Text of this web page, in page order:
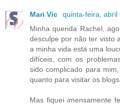
Mari Vic
quinta-feira, abril
Minha querida Rachel,
desculpe por não ter visto
a minha vida está uma
difíceis, com os
sido complicado para
quanto para visitar os
Mas fiquei imensamente